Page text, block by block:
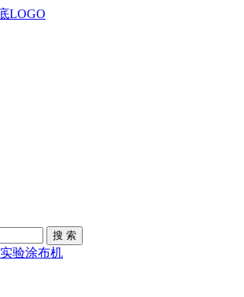
搜 索
实验涂布机